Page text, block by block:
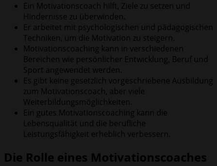
Ein Motivationscoach hilft, Ziele zu setzen und
Hindernisse zu überwinden.
Er arbeitet mit psychologischen und pädagogischen
Techniken, um die Motivation zu steigern.
Motivationscoaching kann in verschiedenen
Bereichen wie persönlicher Entwicklung, Beruf und
Sport angewendet werden.
Es gibt keine gesetzlich vorgeschriebene Ausbildung
zum Motivationscoach, aber viele
Weiterbildungsmöglichkeiten.
Ein gutes Motivationscoaching kann die
Lebensqualität und die berufliche
Leistungsfähigkeit erheblich verbessern.
Die Rolle eines Motivationscoaches